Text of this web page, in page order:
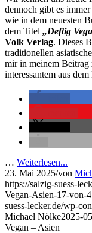
dennoch gibt es
wie in dem neuesten
dem Titel „Deftig
Volk Verlag. Dieses
traditionellen
mir in meinem Beitrag
interessantem aus
… Weiterlesen...
23. Mai 2025/von
https://salzig-suess-
Vegan-Asien-17-von-
suess-lecker.de/wp-
Michael Nölke2025-
Vegan – Asien